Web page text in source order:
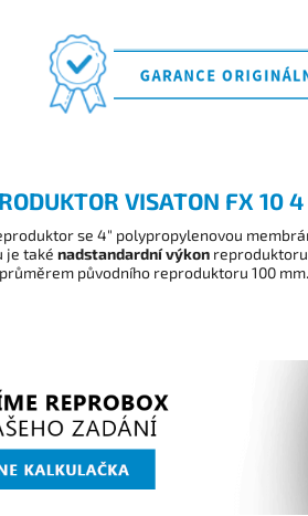
VISATON FX 10
se 4" polypropylenovou
je také nadstandardní výkon
původního reproduktoru 100 mm.